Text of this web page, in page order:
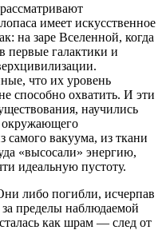
имеет искусственное
на заре Вселенной, когда
первые галактики и
что их уровень
способно охватить. И эти
научились
окружающего
самого вакуума, из ткани
«высосали» энергию,
идеальную пустоту.
либо погибли, исчерпав
пределы наблюдаемой
как шрам — след от